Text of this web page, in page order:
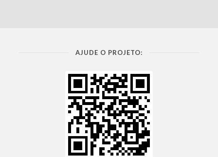
AJUDE O PROJETO: